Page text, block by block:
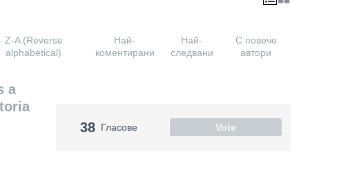
Z-A (Reverse
alphabetical)
Най-
коментирани
Най-
следвани
С повече
автори
a
38 Гласове Vote